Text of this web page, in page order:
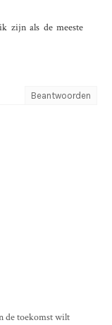
zijn als de meeste
Beantwoorden
de toekomst wilt